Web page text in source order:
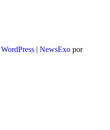
WordPress | NewsExo por